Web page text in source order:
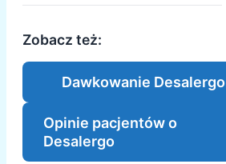
Zobacz też:
Dawkowanie Desalergo
Opinie pacjentów o
Desalergo